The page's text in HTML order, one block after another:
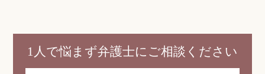
1人で悩まず弁護士にご相談ください